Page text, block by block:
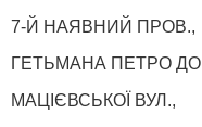
7-Й НАЯВНИЙ ПРОВ.,
ГЕТЬМАНА ПЕТРО
МАЦІЄВСЬКОЇ ВУЛ.,